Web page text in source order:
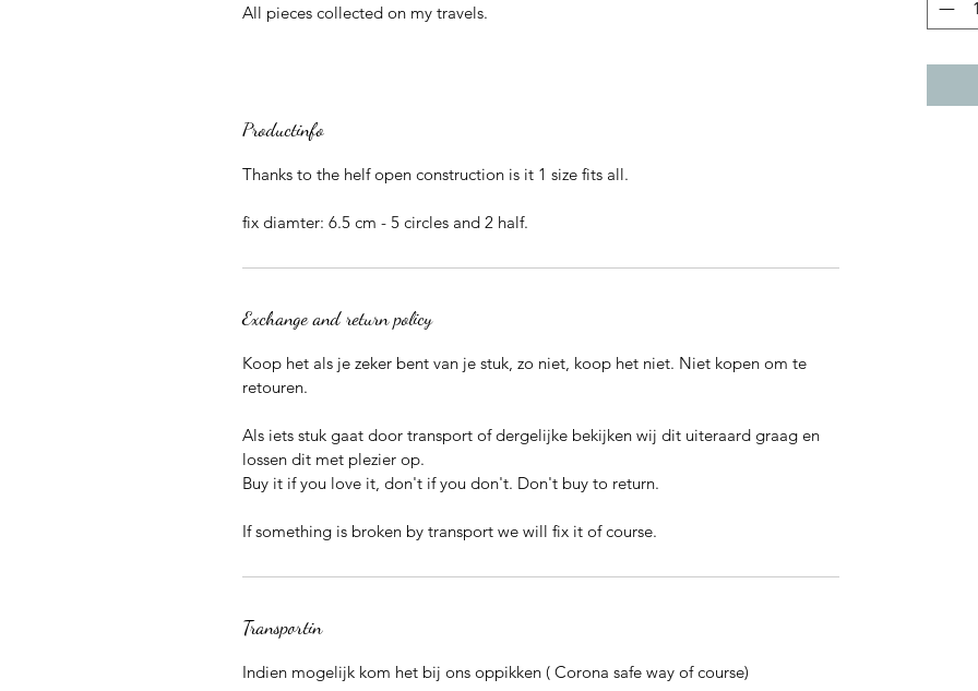
All pieces collected on my travels.
Productinfo
Thanks to the helf open construction is it 1 size fits all.
fix diamter: 6.5 cm - 5 circles and 2 half.
Exchange and return policy
Koop het als je zeker bent van je stuk, zo niet, koop het niet. Niet kopen om te
retouren.
Als iets stuk gaat door transport of dergelijke bekijken wij dit uiteraard graag en
lossen dit met plezier op.
Buy it if you love it, don't if you don't. Don't buy to return.
If something is broken by transport we will fix it of course.
Transportin
Indien mogelijk kom het bij ons oppikken ( Corona safe way of course)